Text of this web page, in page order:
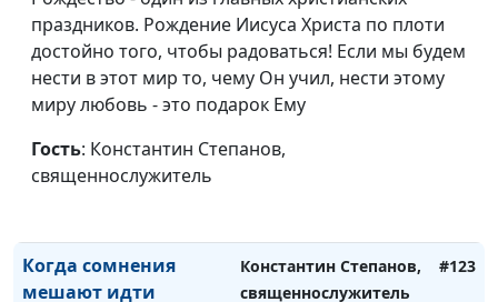
праздников. Рождение Иисуса Христа по плоти
достойно того, чтобы радоваться! Если мы будем
нести в этот мир то, чему Он учил, нести этому
миру любовь - это подарок Ему
Гость: Константин Степанов,
священнослужитель
рубежом?
Что поможет
избавиться от
вредной привычки и
зависимости?
Светлана Лукашевич #125
Бог — повелитель
Когда сомнения
мешают идти
Константин Степанов,
священнослужитель
#123